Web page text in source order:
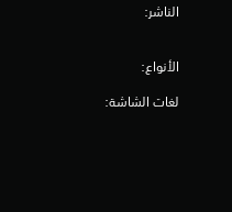
الناشر:
الأنواع:
لغات الشاشة: